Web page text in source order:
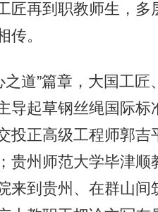
匠再到职教师生，多
传。
道”篇章，大国工匠
导起草钢丝绳国际标
投正高级工程师郭吉
贵州师范大学毕津顺
来到贵州、在群山